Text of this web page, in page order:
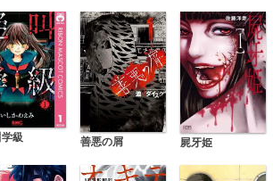
級 善悪の屑 屍牙姫